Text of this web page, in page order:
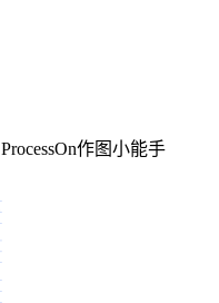
ProcessOn作图小能手